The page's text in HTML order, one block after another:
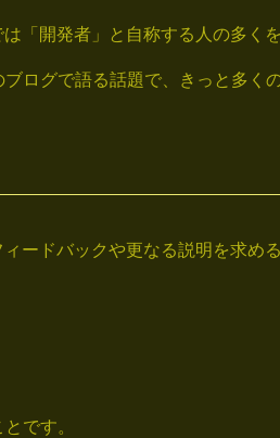
「開発者」と自称する人の多く
ログで語る話題で、きっと多く
ードバックや更なる説明を求め
です。